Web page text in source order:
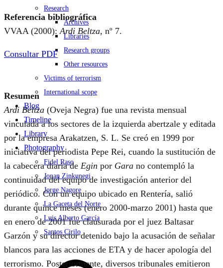
Research
Archives
Libraries
Research groups
Other resources
Victims of terrorism
International scope
Blog
Timeline
Library
Photography
Fidel Raso
Jonan Zinkunegi
Jorge Nagore
La Gaceta del Norte
Luis Alberto García
Santos Cirilo
Search
Referencia bibliográfica
VVAA (2000):Ardi Beltza, nº 7.
Consultar PDF
Resumen
Ardi Beltza (Oveja Negra) fue una revista mensual
vinculada a los sectores de la izquierda abertzale y editada
por la empresa Arakatzen, S. L. Se creó en 1999 por
iniciativa del periodista Pepe Rei, cuando la sustitución de
la cabecera diaria de Egin por Gara no contempló la
continuidad del equipo de investigación anterior del
periódico. Con un equipo ubicado en Rentería, salió
durante quince meses (enero 2000-marzo 2001) hasta que
en enero de 2001 fue clausurada por el juez Baltasar
Garzón y su director detenido bajo la acusación de señalar
blancos para las acciones de ETA y de hacer apología del
terrorismo. Posteriormente, diversos tribunales emitieron